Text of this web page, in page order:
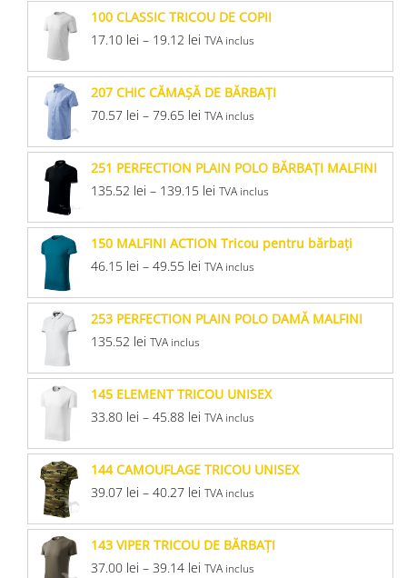
100 CLASSIC TRICOU DE COPII
17.10 lei – 19.12 lei TVA inclus
207 CHIC CĂMAŞĂ DE BĂRBAŢI
70.57 lei – 79.65 lei TVA inclus
251 PERFECTION PLAIN POLO BĂRBAŢI MALFINI
135.52 lei – 139.15 lei TVA inclus
150 MALFINI ACTION Tricou pentru bărbaţi
46.15 lei – 49.55 lei TVA inclus
253 PERFECTION PLAIN POLO DAMĂ MALFINI
135.52 lei TVA inclus
145 ELEMENT TRICOU UNISEX
33.80 lei – 45.88 lei TVA inclus
144 CAMOUFLAGE TRICOU UNISEX
39.07 lei – 40.27 lei TVA inclus
143 VIPER TRICOU DE BĂRBAŢI
37.00 lei – 39.14 lei TVA inclus